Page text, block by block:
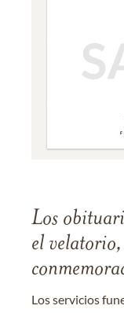
Los
el
Los servicios